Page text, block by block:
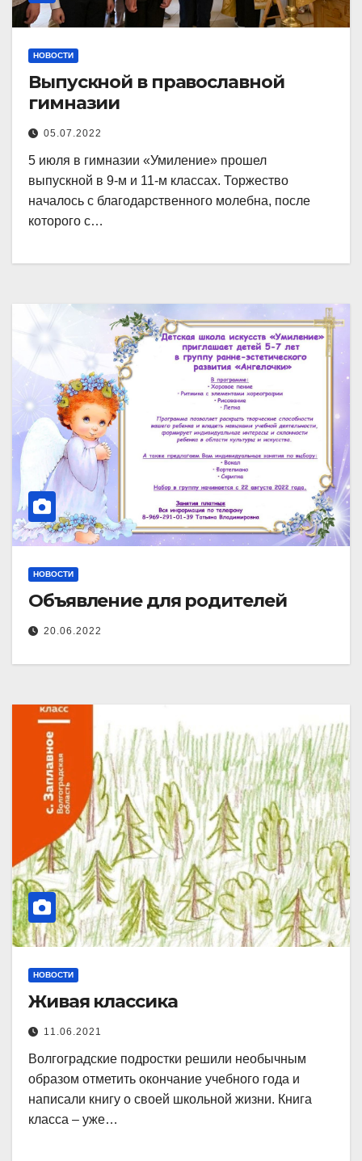
НОВОСТИ
Выпускной в православной
гимназии
05.07.2022
5 июля в гимназии «Умиление» прошел
выпускной в 9-м и 11-м классах. Торжество
началось с благодарственного молебна, после
которого с…
НОВОСТИ
Объявление для родителей
20.06.2022
НОВОСТИ
Живая классика
11.06.2021
Волгоградские подростки решили необычным
образом отметить окончание учебного года и
написали книгу о своей школьной жизни. Книга
класса – уже…